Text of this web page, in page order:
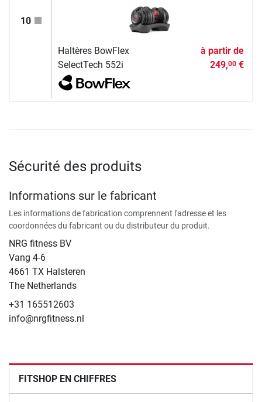
10
Haltères BowFlex
SelectTech 552i
à partir de
249,00€
Sécurité des produits
Informations sur le fabricant
Les informations de fabrication comprennent l'adresse et les
coordonnées du fabricant ou du distributeur du produit.
NRG fitness BV
Vang 4-6
4661 TX Halsteren
The Netherlands
+31 165512603
info@nrgfitness.nl
FITSHOP EN CHIFFRES